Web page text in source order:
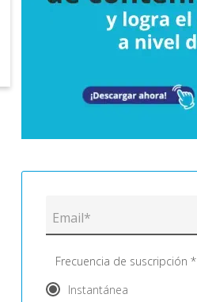
Frecuencia de suscripción *
Instantánea